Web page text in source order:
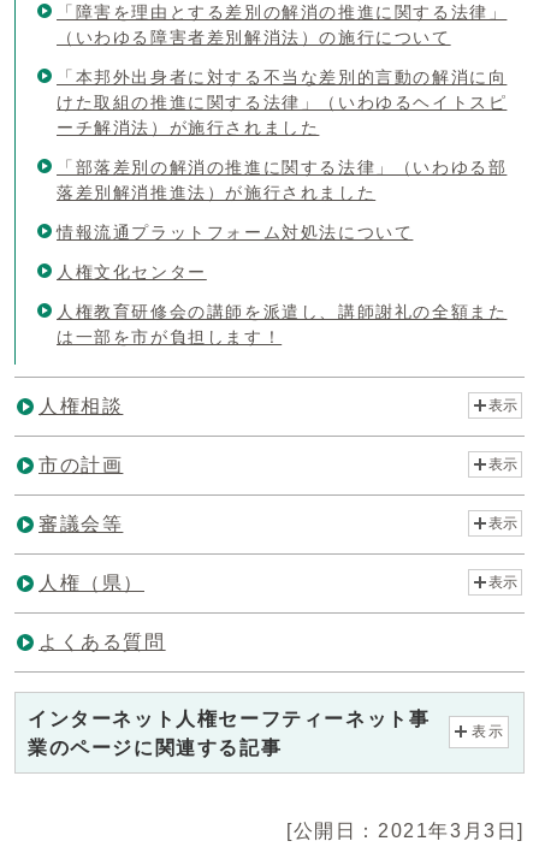
「障害を理由とする差別の解消の推進に関する法律」
（いわゆる障害者差別解消法）の施行について
「本邦外出身者に対する不当な差別的言動の解消に向
けた取組の推進に関する法律」（いわゆるヘイトスピ
ーチ解消法）が施行されました
「部落差別の解消の推進に関する法律」（いわゆる部
落差別解消推進法）が施行されました
情報流通プラットフォーム対処法について
人権文化センター
人権教育研修会の講師を派遣し、講師謝礼の全額また
は一部を市が負担します！
人権相談 表示
市の計画 表示
審議会等 表示
人権（県） 表示
よくある質問
インターネット人権セーフティーネット事
業のページに関連する記事
表示
[公開日：2021年3月3日]